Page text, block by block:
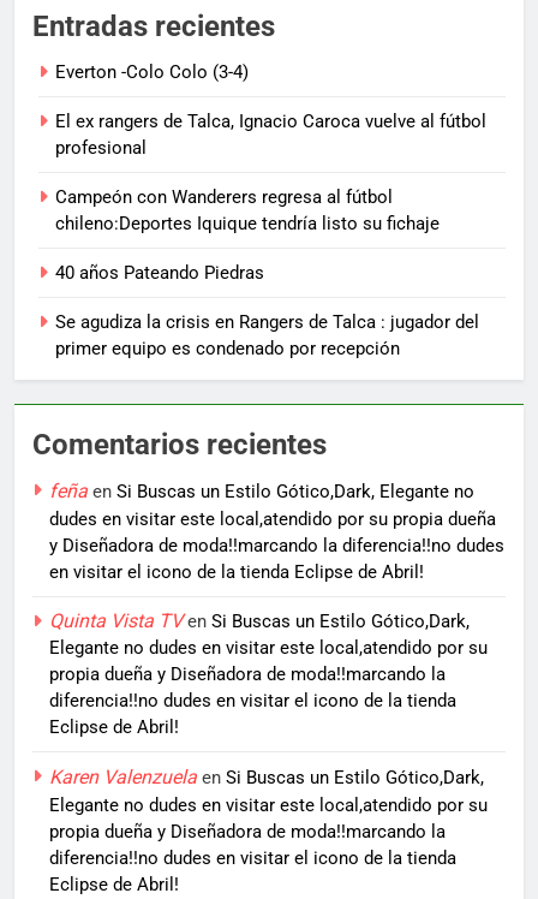
Entradas recientes
Everton -Colo Colo (3-4)
El ex rangers de Talca, Ignacio Caroca vuelve al fútbol
profesional
Campeón con Wanderers regresa al fútbol
chileno:Deportes Iquique tendría listo su fichaje
40 años Pateando Piedras
Se agudiza la crisis en Rangers de Talca : jugador del
primer equipo es condenado por recepción
Comentarios recientes
feña en Si Buscas un Estilo Gótico,Dark, Elegante no
dudes en visitar este local,atendido por su propia dueña
y Diseñadora de moda!!marcando la diferencia!!no dudes
en visitar el icono de la tienda Eclipse de Abril!
Quinta Vista TVen Si Buscas un Estilo Gótico,Dark,
Elegante no dudes en visitar este local,atendido por su
propia dueña y Diseñadora de moda!!marcando la
diferencia!!no dudes en visitar el icono de la tienda
Eclipse de Abril!
Karen Valenzuela en Si Buscas un Estilo Gótico,Dark,
Elegante no dudes en visitar este local,atendido por su
propia dueña y Diseñadora de moda!!marcando la
diferencia!!no dudes en visitar el icono de la tienda
Eclipse de Abril!